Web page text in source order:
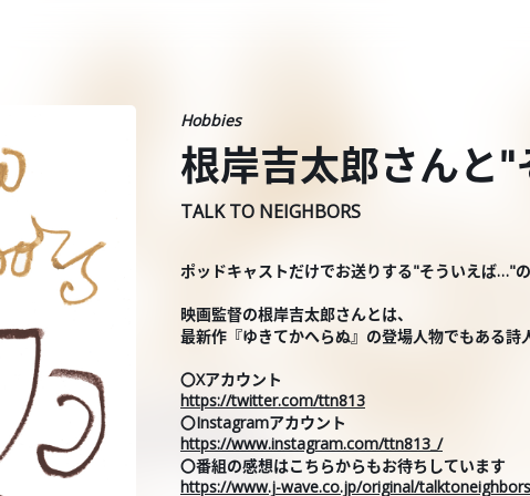
Hobbies
根岸吉太郎さんと
TALK TO NEIGHBORS
ポッドキャストだけでお送りする"そういえば…"
映画監督の根岸吉太郎さんとは、
最新作『ゆきてかへらぬ』の登場人物でもある
〇Xアカウント
https://twitter.com/ttn813
〇Instagramアカウント
https://www.instagram.com/ttn813_/
〇番組の感想はこちらからもお待ちしています
https://www.j-wave.co.jp/original/